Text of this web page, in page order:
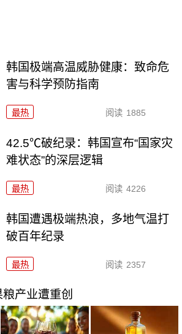
韩国极端高温威胁健康：致命危
害与科学预防指南
最热 阅读 1885
42.5℃破纪录：韩国宣布“国家灾
难状态”的深层逻辑
最热 阅读 4226
韩国遭遇极端热浪，多地气温打
破百年纪录
最热 阅读 2357
产业遭重创